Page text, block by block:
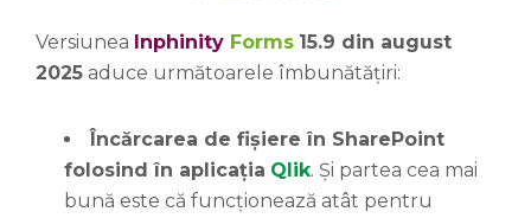
Versiunea Inphinity Forms 15.9 din august
2025 aduce următoarele îmbunătățiri:
Încărcarea de fișiere în SharePoint
folosind în aplicația Qlik. Și partea cea mai
bună este că funcționează atât pentru